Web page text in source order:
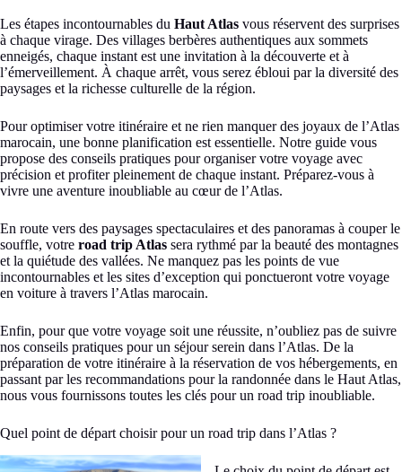
Les étapes incontournables du Haut Atlas vous réservent des surprises
à chaque virage. Des villages berbères authentiques aux sommets
enneigés, chaque instant est une invitation à la découverte et à
l’émerveillement. À chaque arrêt, vous serez ébloui par la diversité des
paysages et la richesse culturelle de la région.
Pour optimiser votre itinéraire et ne rien manquer des joyaux de l’Atlas
marocain, une bonne planification est essentielle. Notre guide vous
propose des conseils pratiques pour organiser votre voyage avec
précision et profiter pleinement de chaque instant. Préparez-vous à
vivre une aventure inoubliable au cœur de l’Atlas.
En route vers des paysages spectaculaires et des panoramas à couper le
souffle, votre road trip Atlas sera rythmé par la beauté des montagnes
et la quiétude des vallées. Ne manquez pas les points de vue
incontournables et les sites d’exception qui ponctueront votre voyage
en voiture à travers l’Atlas marocain.
Enfin, pour que votre voyage soit une réussite, n’oubliez pas de suivre
nos conseils pratiques pour un séjour serein dans l’Atlas. De la
préparation de votre itinéraire à la réservation de vos hébergements, en
passant par les recommandations pour la randonnée dans le Haut Atlas,
nous vous fournissons toutes les clés pour un road trip inoubliable.
Quel point de départ choisir pour un road trip dans l’Atlas ?